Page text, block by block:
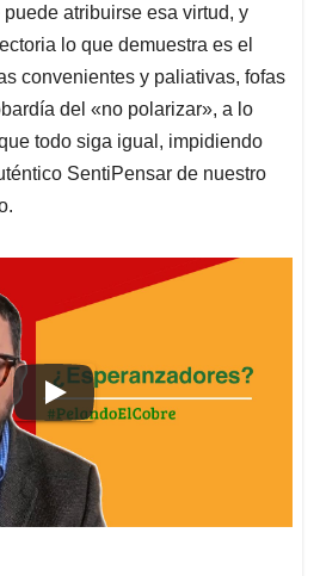
atribuirse esa virtud, y
lo que demuestra es el
convenientes y paliativas, fofas
del «no polarizar», a lo
todo siga igual, impidiendo
SentiPensar de nuestro